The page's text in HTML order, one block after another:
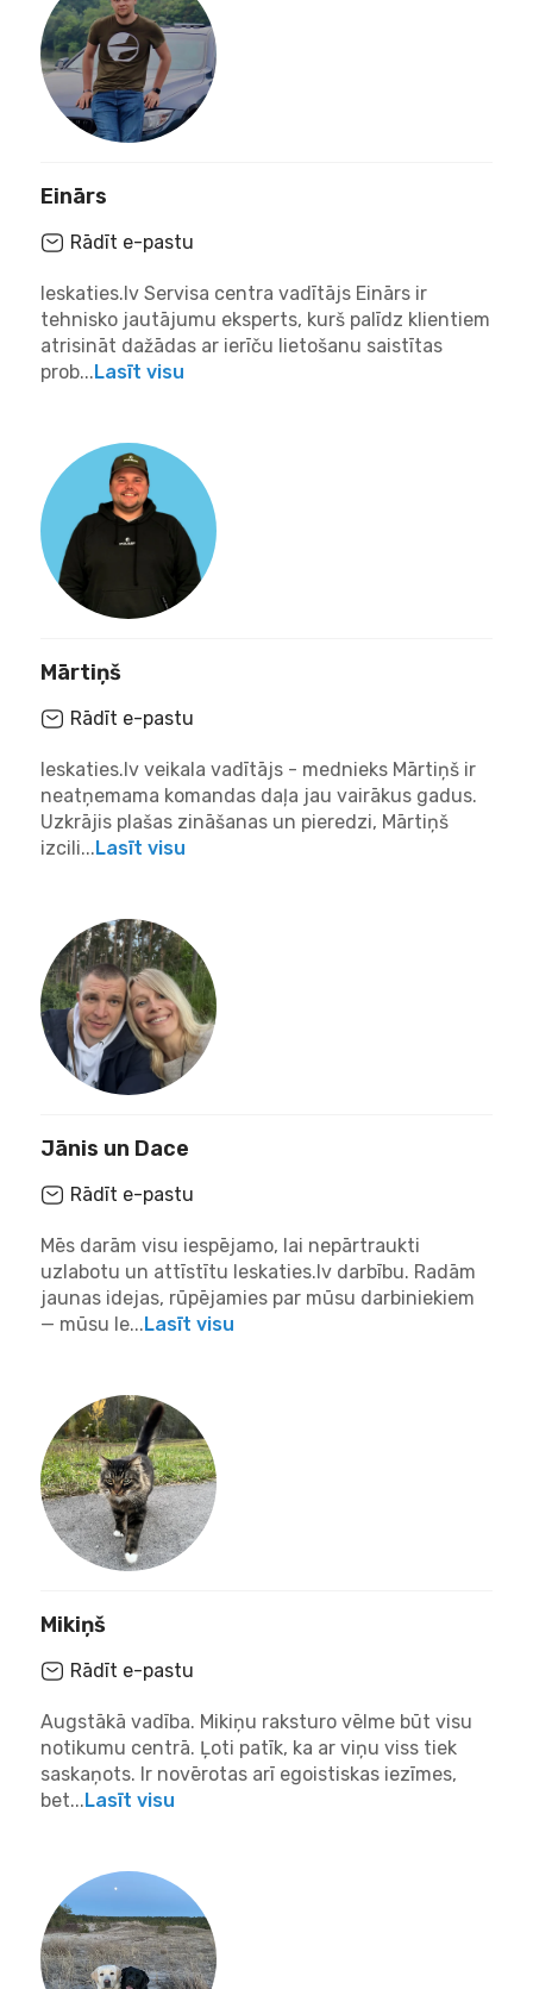
Einārs
Rādīt e-pastu
Ieskaties.lv Servisa centra vadītājs Einārs ir
tehnisko jautājumu eksperts, kurš palīdz klientiem
atrisināt dažādas ar ierīču lietošanu saistītas
prob...Lasīt visu
Mārtiņš
Rādīt e-pastu
Ieskaties.lv veikala vadītājs - mednieks Mārtiņš ir
neatņemama komandas daļa jau vairākus gadus.
Uzkrājis plašas zināšanas un pieredzi, Mārtiņš
izcili...Lasīt visu
Jānis un Dace
Rādīt e-pastu
Mēs darām visu iespējamo, lai nepārtraukti
uzlabotu un attīstītu Ieskaties.lv darbību. Radām
jaunas idejas, rūpējamies par mūsu darbiniekiem
— mūsu Ie...Lasīt visu
Mikiņš
Rādīt e-pastu
Augstākā vadība. Mikiņu raksturo vēlme būt visu
notikumu centrā. Ļoti patīk, ka ar viņu viss tiek
saskaņots. Ir novērotas arī egoistiskas iezīmes,
bet...Lasīt visu